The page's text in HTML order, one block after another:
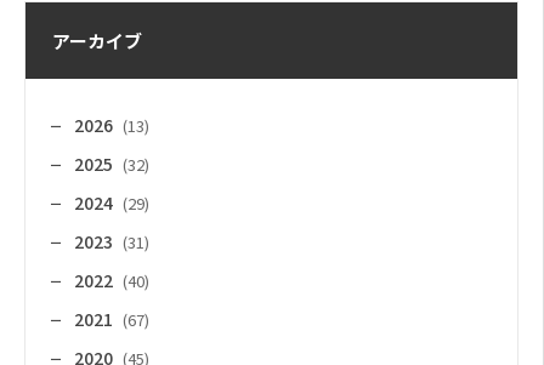
アーカイブ
2026 (13)
2025 (32)
2024 (29)
2023 (31)
2022 (40)
2021 (67)
2020 (45)